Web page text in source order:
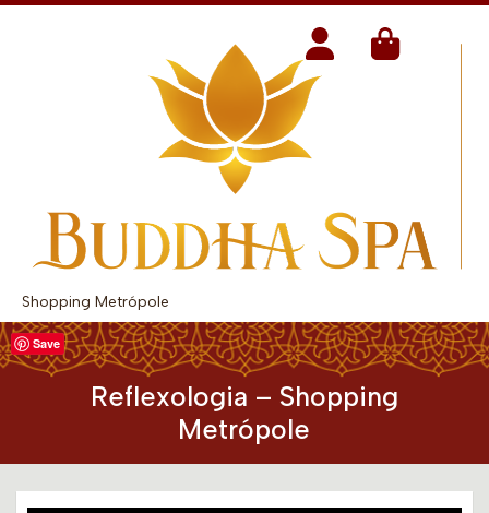
Shopping Metrópole
Reflexologia – Shopping
Metrópole
Save